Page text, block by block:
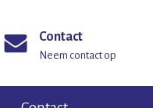
Contact
Neem contact op